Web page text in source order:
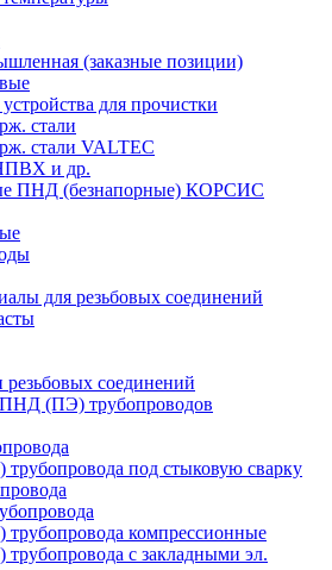
(заказные позиции)
для прочистки
стали
стали VALTEC
и др.
ПНД (безнапорные) КОРСИС
для резьбовых соединений
соединений
(ПЭ) трубопроводов
под стыковую сварку
компрессионные
с закладными эл.